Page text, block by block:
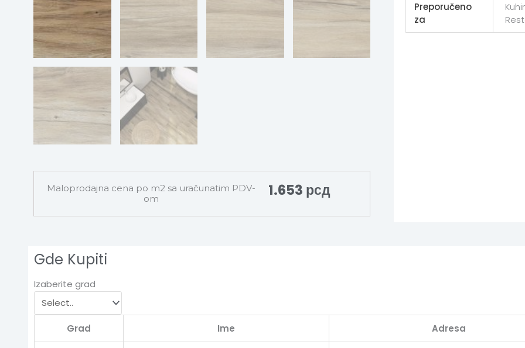
Maloprodajna cena po m2 sa uračunatim PDV-
om
1.653 рсд
Preporučeno
za
Gde Kupiti
Izaberite grad
Grad Ime Adresa